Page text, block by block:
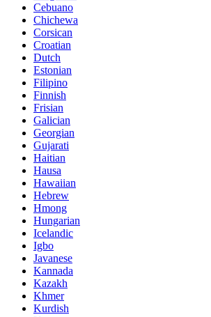
Cebuano
Chichewa
Corsican
Croatian
Dutch
Estonian
Filipino
Finnish
Frisian
Galician
Georgian
Gujarati
Haitian
Hausa
Hawaiian
Hebrew
Hmong
Hungarian
Icelandic
Igbo
Javanese
Kannada
Kazakh
Khmer
Kurdish